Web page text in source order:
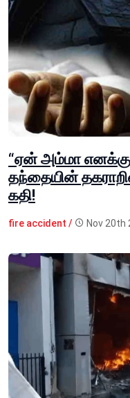
“ஏன் அம்மா
தந்தையின்
கதி!
fire accident / Nov 20th